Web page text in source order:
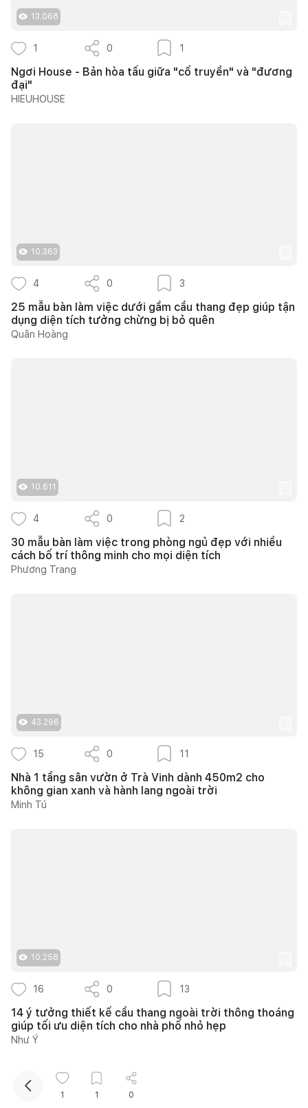
13.068
1 0 1
Ngơi House - Bản hòa tấu giữa "cổ truyền" và "đương
đại"
HIEUHOUSE
10.363
4 0 3
25 mẫu bàn làm việc dưới gầm cầu thang đẹp giúp tận
dụng diện tích tưởng chừng bị bỏ quên
Quân Hoàng
10.611
4 0 2
30 mẫu bàn làm việc trong phòng ngủ đẹp với nhiều
cách bố trí thông minh cho mọi diện tích
Phương Trang
43.296
15 0 11
Nhà 1 tầng sân vườn ở Trà Vinh dành 450m2 cho
không gian xanh và hành lang ngoài trời
Minh Tú
10.258
16 0 13
14 ý tưởng thiết kế cầu thang ngoài trời thông thoáng
giúp tối ưu diện tích cho nhà phố nhỏ hẹp
Như Ý
1 1 0
Mua sắm hoàn thiện nhà